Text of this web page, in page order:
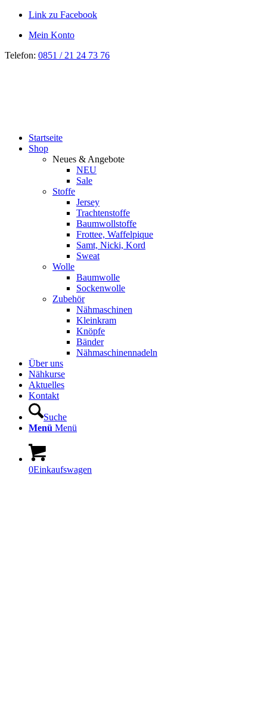
Link zu Facebook
Mein Konto
Telefon: 0851 / 21 24 73 76
Startseite
Shop
Neues & Angebote
NEU
Sale
Stoffe
Jersey
Trachtenstoffe
Baumwollstoffe
Frottee, Waffelpique
Samt, Nicki, Kord
Sweat
Wolle
Baumwolle
Sockenwolle
Zubehör
Nähmaschinen
Kleinkram
Knöpfe
Bänder
Nähmaschinennadeln
Über uns
Nähkurse
Aktuelles
Kontakt
Suche
Menü Menü
0Einkaufswagen